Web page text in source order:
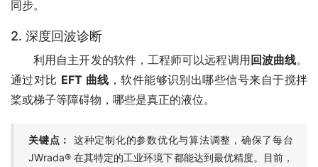
同步。
2. 深度回波诊断
利用自主开发的软件，工程师可以远程调用 回波曲线。
通过对比 EFT 曲线 ，软件能够识别出哪些信号来自于搅拌
桨或梯子等障碍物，哪些是真正的液位。
关键点：
这种定制化的参数优化与算法调整，确保了每台
JWrada® 在其特定的工业环境下都能达到最优精度。目前，